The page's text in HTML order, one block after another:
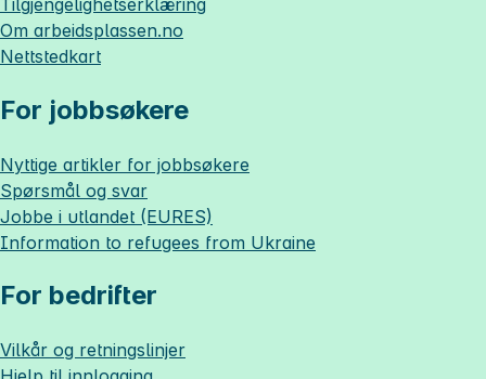
Om arbeidsplassen.no
Nettstedkart
For jobbsøkere
Nyttige artikler for jobbsøkere
Spørsmål og svar
Jobbe i utlandet (EURES)
Information to refugees from Ukraine
For bedrifter
Vilkår og retningslinjer